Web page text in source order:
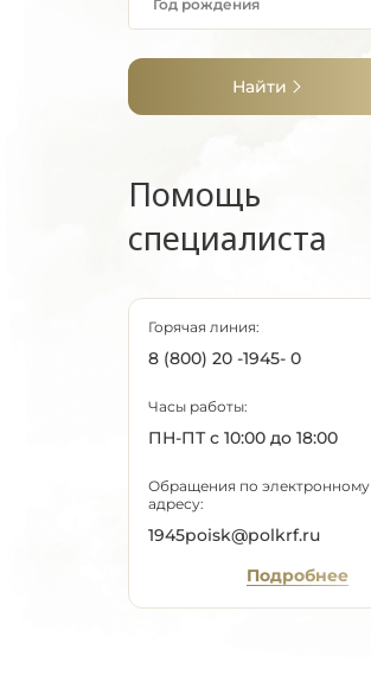
Найти
Помощь
специалиста
Горячая линия:
8 (800) 20 -1945- 0
Часы работы:
ПН-ПТ с 10:00 до 18:00
Обращения по электронному
адресу:
1945poisk@polkrf.ru
Подробнее